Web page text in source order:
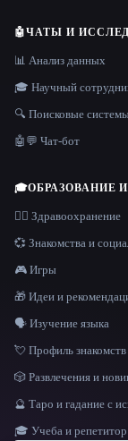
ЯЗЫК
🤖ЧАТЫ И
📊 Анализ данных
🎓 Научный
🔍 Поисковые
🤖💬 Чат-бот
🎓ОБРАЗОВАНИЕ
👩‍⚕️ Здравоохранение
💞 Знакомства и
🎮 Игры
🎁 Идеи и
🗣️ Изучение языка
💘 Профиль
🎲 Развлечения и
🔮 Таро и гадание с
🎓 Учеба и репетитор